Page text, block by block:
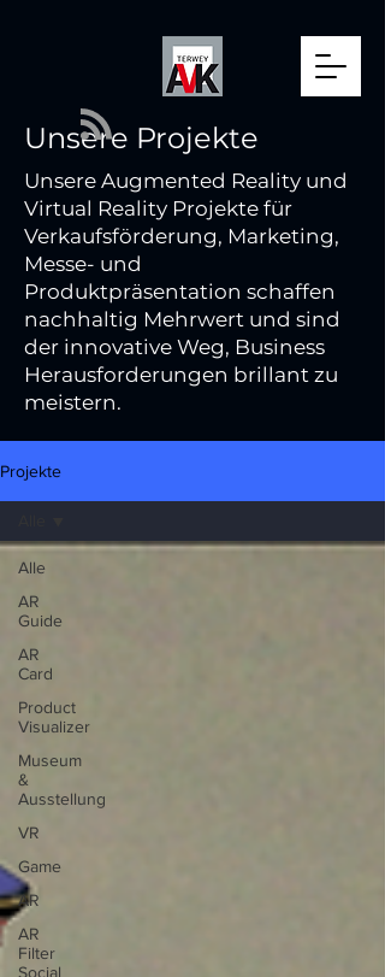
Unsere Projekte
Unsere Augmented Reality und
Virtual Reality Projekte für
Verkaufsförderung, Marketing,
Messe- und
Produktpräsentation schaffen
nachhaltig Mehrwert und sind
der innovative Weg, Business
Herausforderungen brillant zu
meistern.
Projekte
Alle
AR
Guide
AR
Card
Product
Visualizer
Museum
&
Ausstellung
VR
Game
AR
AR
Filter
Social